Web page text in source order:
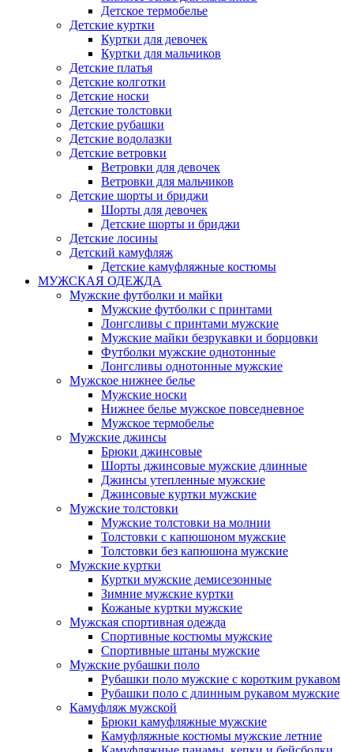
Детское термобелье
Детские куртки
Куртки для девочек
Куртки для мальчиков
Детские платья
Детские колготки
Детские носки
Детские толстовки
Детские рубашки
Детские водолазки
Детские ветровки
Ветровки для девочек
Ветровки для мальчиков
Детские шорты и бриджи
Шорты для девочек
Детские шорты и бриджи
Детские лосины
Детский камуфляж
Детские камуфляжные костюмы
МУЖСКАЯ ОДЕЖДА
Мужские футболки и майки
Мужские футболки с принтами
Лонгсливы с принтами мужские
Мужские майки безрукавки и борцовки
Футболки мужские однотонные
Лонгсливы однотонные мужские
Мужское нижнее белье
Мужские носки
Нижнее белье мужское повседневное
Мужское термобелье
Мужские джинсы
Брюки джинсовые
Шорты джинсовые мужские длинные
Джинсы утепленные мужские
Джинсовые куртки мужские
Мужские толстовки
Мужские толстовки на молнии
Толстовки с капюшоном мужские
Толстовки без капюшона мужские
Мужские куртки
Куртки мужские демисезонные
Зимние мужские куртки
Кожаные куртки мужские
Мужская спортивная одежда
Спортивные костюмы мужские
Спортивные штаны мужские
Мужские рубашки поло
Рубашки поло мужские с коротким рукавом
Рубашки поло с длинным рукавом мужские
Камуфляж мужской
Брюки камуфляжные мужские
Камуфляжные костюмы мужские летние